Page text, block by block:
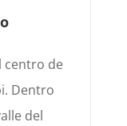
centro de
Dentro
del